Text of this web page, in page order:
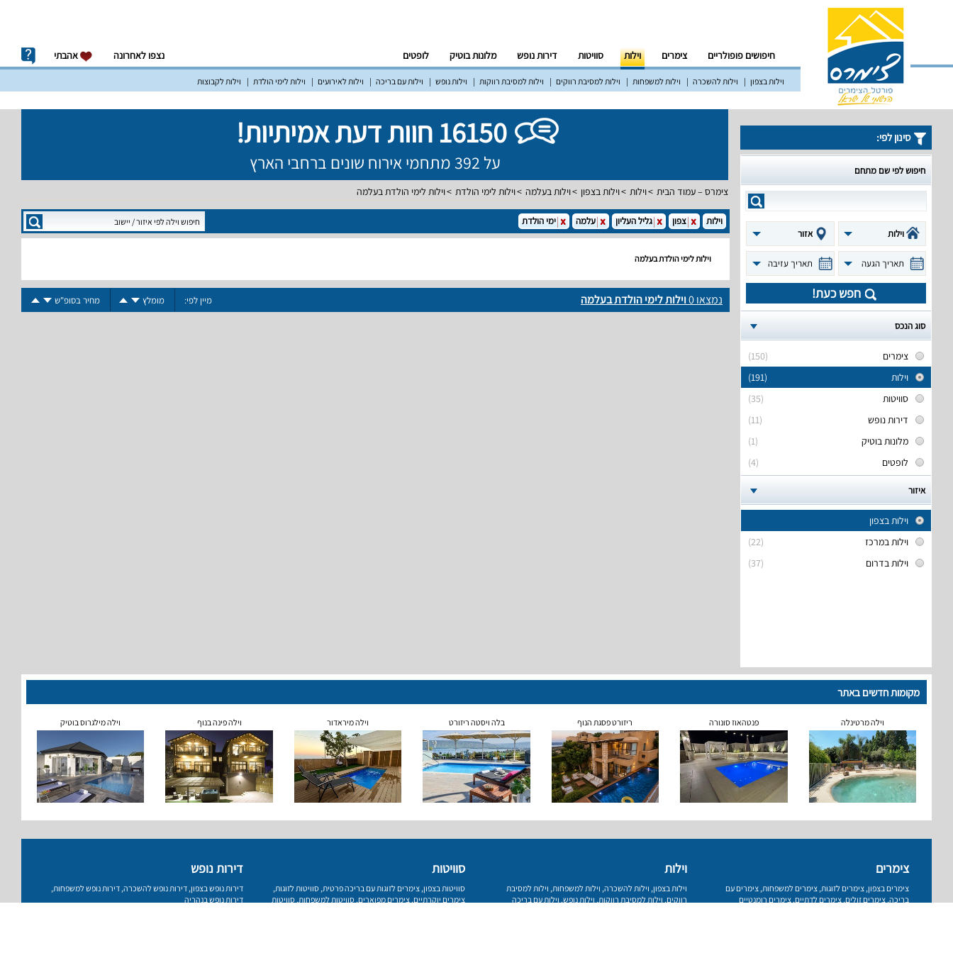
חיפושים פופולריים צימרים וילות סוויטות דירות נופש מלונות בוטיק לופטים נצפו לאחרונה אהבתי
וילות בצפון וילות להשכרה וילות למשפחות וילות למסיבת רווקים וילות למסיבת רווקות וילות נופש וילות עם בריכה וילות לאירועים וילות לימי הולדת וילות לקבוצות
16150 חוות דעת אמיתיות!
על 392 מתחמי אירוח שונים ברחבי הארץ
צימרס – עמוד הבית וילות וילות בצפון וילות בעלמה וילות לימי הולדת וילות לימי הולדת בעלמה
סינון לפי:
חיפוש לפי שם מתחם
וילות אזור
תאריך הגעה תאריך עזיבה
חפש כעת!
סוג הנכס
(150)
צימרים
(191)
וילות
(35)
סוויטות
(11)
דירות נופש
(1)
מלונות בוטיק
(4)
לופטים
איזור
וילות בצפון
(22)
וילות במרכז
(37)
וילות בדרום
וילות צפון גליל העליון עלמה ימי הולדת
וילות לימי הולדת בעלמה
נמצאו0וילות לימי הולדת בעלמה מיין לפי: מומלץ מחיר בסופ"ש
מקומות חדשים באתר
וילה מרטינלה פנטהאוז סונורה ריזורט פסגת הנוף בלה ויסטה ריזורט וילה מיראדור וילה פינה בנוף וילה מילגרוס בוטיק
צימרים
צימרים בצפון, צימרים לזוגות, צימרים למשפחות, צימרים עם
בריכה, צימרים זולים, צימרים לדתיים, צימרים רומנטיים
וילות
וילות בצפון, וילות להשכרה, וילות למשפחות, וילות למסיבת
רווקים, וילות למסיבת רווקות, וילות נופש, וילות עם בריכה
סוויטות
סוויטות בצפון, צימרים לזוגות עם בריכה פרטית, סוויטות לזוגות,
צימרים יוקרתיים, צימרים מפוארים, סוויטות למשפחות, סוויטות
דירות נופש
דירות נופש בצפון, דירות נופש להשכרה, דירות נופש למשפחות,
דירות נופש בנהריה